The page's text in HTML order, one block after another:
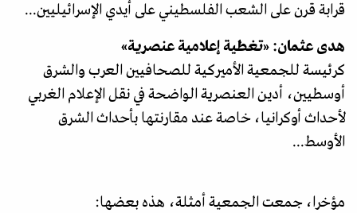
قرابة قرن على الشعب الفلسطيني على أيدي الإسرائيليين...
هدى عثمان: «تغطية إعلامية عنصرية»
كرئيسة للجمعية الأميركية للصحافيين العرب والشرق
أوسطيين، أدين العنصرية الواضحة في نقل الإعلام الغربي
لأحداث أوكرانيا، خاصة عند مقارنتها بأحداث الشرق
الأوسط...
مؤخرا، جمعت الجمعية أمثلة، هذه بعضها: